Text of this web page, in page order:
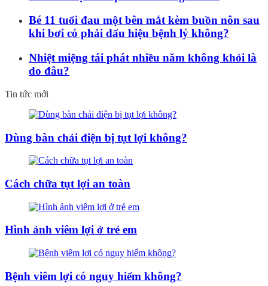
Bé 11 tuổi đau một bên mắt kèm buồn nôn sau
khi bơi có phải dấu hiệu bệnh lý không?
Nhiệt miệng tái phát nhiều năm không khỏi là
do đâu?
Tin tức mới
Dùng bàn chải điện bị tụt lợi không?
Cách chữa tụt lợi an toàn
Hình ảnh viêm lợi ở trẻ em
Bệnh viêm lợi có nguy hiểm không?